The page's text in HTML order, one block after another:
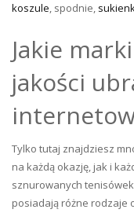
koszule, spodnie,
Jakie
jakości
Tylko tutaj znajdziesz
na każdą okazję, jak i
sznurowanych
posiadają różne rodzaje